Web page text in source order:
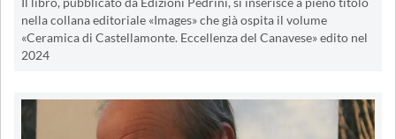
nella collana editoriale «Images» che già ospita il volume
«Ceramica di Castellamonte. Eccellenza del Canavese» edito nel
2024